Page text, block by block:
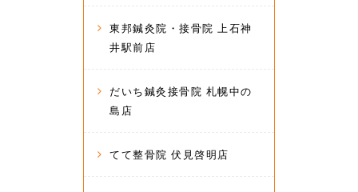
東邦鍼灸院・接骨院 上石神
井駅前店
だいち鍼灸接骨院 札幌中の
島店
てて整骨院 伏見啓明店